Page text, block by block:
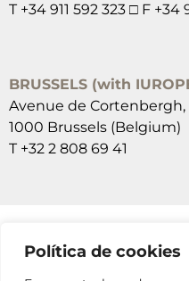
Política de cookies
T +34 911 592 323 □ F +34
BRUSSELS (with
Avenue de Cortenbergh,
1000 Brussels (Belgium)
T +32 2 808 69 41
SUSCRÍBETE A